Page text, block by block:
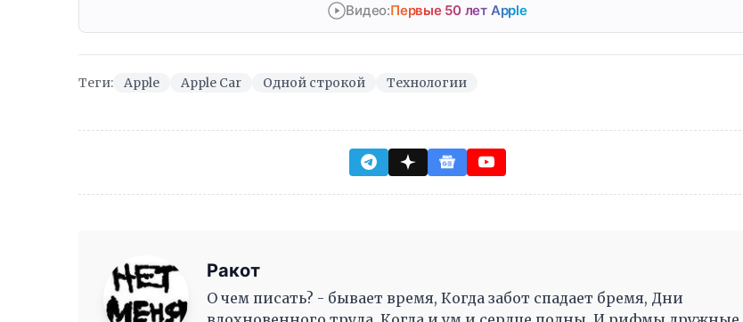
Видео:Первые 50 лет Apple
Теги: Apple Apple Car Одной строкой Технологии
Ракот
О чем писать? - бывает время, Когда забот спадает бремя, Дни